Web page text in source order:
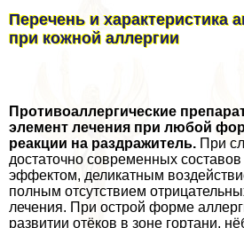
Перечень и хаpaктеристика
при кожной аллергии
Противоаллергические
элемент лечения при любой
реакции на раздражитель. При
достаточно современных
эффектом, деликатным
полным отсутствием
лечения. При острой форме
развитии отёков в зоне гортани,